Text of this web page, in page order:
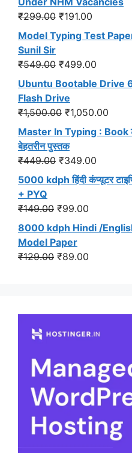
₹299.00 Original
price
was:
₹299.00.
₹191.00
price
₹191.00.
Model Typing Test
Sunil Sir
₹549.00 Original
price
was:
₹549.00.
₹499.00
price
₹499.00.
Ubuntu Bootable Drive
Flash Drive
₹1,500.00 Original
price
was:
₹1,500.00.
₹1,050.00
price
Master In Typing : Book
बेहतरीन पुस्तक
₹449.00 Original
price
was:
₹449.00.
₹349.00
price
is:
5000 kdph हिंदी कंप्यूटर
+ PYQ
₹149.00 Original
price
was:
₹149.00.
₹99.00
price
8000 kdph Hindi /
Model Paper
₹129.00 Original
₹89.00